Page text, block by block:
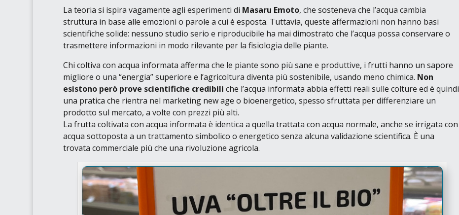
La teoria si ispira vagamente agli esperimenti di Masaru Emoto, che sosteneva che l’acqua cambia
struttura in base alle emozioni o parole a cui è esposta. Tuttavia, queste affermazioni non hanno basi
scientifiche solide: nessuno studio serio e riproducibile ha mai dimostrato che l’acqua possa conservare o
trasmettere informazioni in modo rilevante per la fisiologia delle piante.
Chi coltiva con acqua informata afferma che le piante sono più sane e produttive, i frutti hanno un sapore
migliore o una “energia” superiore e l’agricoltura diventa più sostenibile, usando meno chimica. Non
esistono però prove scientifiche credibili che l’acqua informata abbia effetti reali sulle colture ed è quindi
una pratica che rientra nel marketing new age o bioenergetico, spesso sfruttata per differenziare un
prodotto sul mercato, a volte con prezzi più alti.
La frutta coltivata con acqua informata è identica a quella trattata con acqua normale, anche se irrigata con
acqua sottoposta a un trattamento simbolico o energetico senza alcuna validazione scientifica. È una
trovata commerciale più che una rivoluzione agricola.